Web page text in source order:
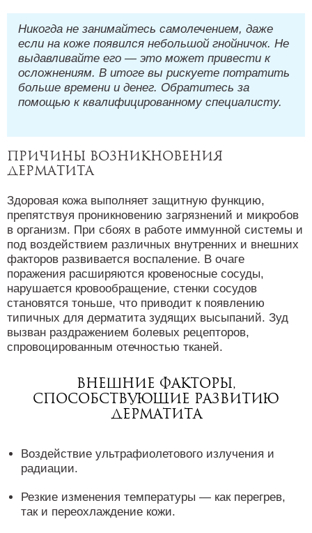
Никогда не занимайтесь самолечением, даже
если на коже появился небольшой гнойничок. Не
выдавливайте его — это может привести к
осложнениям. В итоге вы рискуете потратить
больше времени и денег. Обратитесь за
помощью к квалифицированному специалисту.
Причины возникновения
дерматита
Здоровая кожа выполняет защитную функцию,
препятствуя проникновению загрязнений и микробов
в организм. При сбоях в работе иммунной системы и
под воздействием различных внутренних и внешних
факторов развивается воспаление. В очаге
поражения расширяются кровеносные сосуды,
нарушается кровообращение, стенки сосудов
становятся тоньше, что приводит к появлению
типичных для дерматита зудящих высыпаний. Зуд
вызван раздражением болевых рецепторов,
спровоцированным отечностью тканей.
Внешние факторы,
способствующие развитию
дерматита
Воздействие ультрафиолетового излучения и
радиации.
Резкие изменения температуры — как перегрев,
так и переохлаждение кожи.